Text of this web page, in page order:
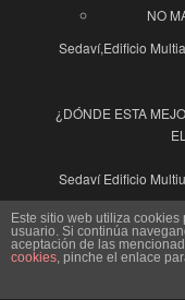
NO
Sedaví,Edificio
¿DÓNDE ESTA
Sedaví Edificio
INDECENTES
Este sitio web utiliza
usuario. Si continúa
aceptación de las
cookies, pinche el enlace